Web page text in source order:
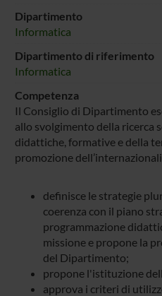
Dipartimento
Informatica
Dipartimento di riferimento
Informatica
Competenza
Il Consiglio di Dipartimento
allo svolgimento della ricerca
didattiche, formative e della
promozione
definisce le strategie
coerenza con il piano
programmazione
missione e propone la
del Dipartimento;
propone l'istituzione
approva i criteri di